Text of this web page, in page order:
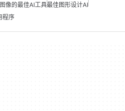
像的最佳AI工具最佳图形设计AI
程序